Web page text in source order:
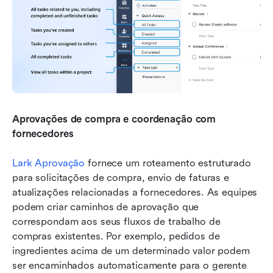
Aprovações de compra e coordenação com
fornecedores
Lark Aprovação fornece um roteamento estruturado
para solicitações de compra, envio de faturas e
atualizações relacionadas a fornecedores. As equipes
podem criar caminhos de aprovação que
correspondam aos seus fluxos de trabalho de
compras existentes. Por exemplo, pedidos de
ingredientes acima de um determinado valor podem
ser encaminhados automaticamente para o gerente